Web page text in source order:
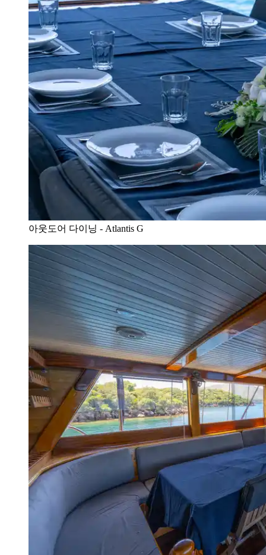
아웃도어 다이닝 - Atlantis G